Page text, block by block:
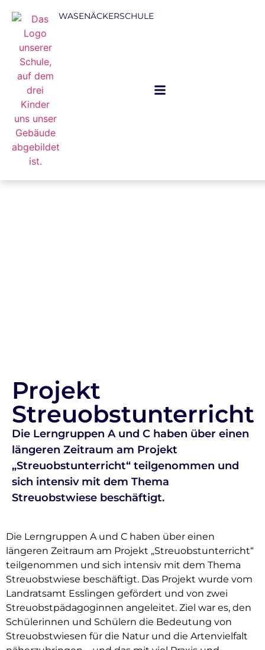
WASENÄCKERSCHULE
Zu allen Neuigkeiten
Projekt
Streuobstunterricht
Die Lerngruppen A und C haben über einen
längeren Zeitraum am Projekt
„Streuobstunterricht“ teilgenommen und
sich intensiv mit dem Thema
Streuobstwiese beschäftigt.
Die Lerngruppen A und C haben über einen
längeren Zeitraum am Projekt „Streuobstunterricht“
teilgenommen und sich intensiv mit dem Thema
Streuobstwiese beschäftigt. Das Projekt wurde vom
Landratsamt Esslingen gefördert und von zwei
Streuobstpädagoginnen angeleitet. Ziel war es, den
Schülerinnen und Schülern die Bedeutung von
Streuobstwiesen für die Natur und die Artenvielfalt